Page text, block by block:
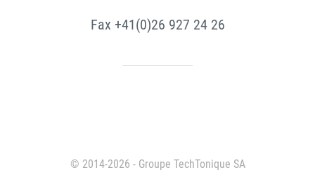
Fax +41(0)26 927 24 26
© 2014-2026 - Groupe TechTonique SA